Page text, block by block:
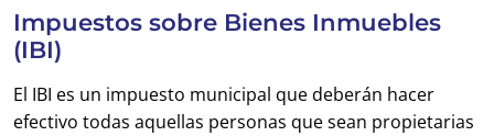
Impuestos sobre Bienes Inmuebles
(IBI)
El IBI es un impuesto municipal que deberán hacer
efectivo todas aquellas personas que sean propietarias